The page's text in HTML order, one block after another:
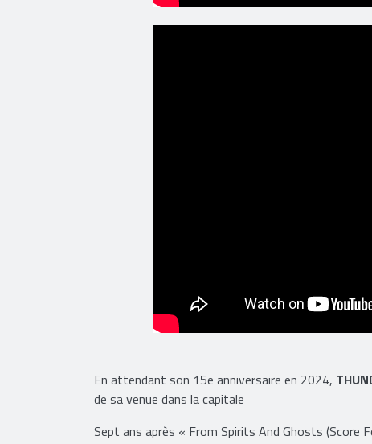
En attendant son 15e anniversaire en 2024,
de sa venue dans la capitale
Sept ans après « From Spirits And Ghosts (Score